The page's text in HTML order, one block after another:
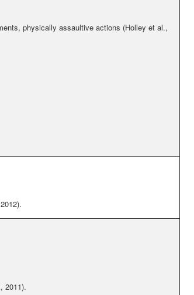
physically assaultive actions (Holley et al.,
.
2011).